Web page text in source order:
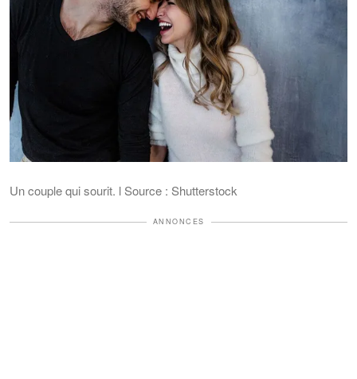
Un couple qui sourit. l Source : Shutterstock
ANNONCES